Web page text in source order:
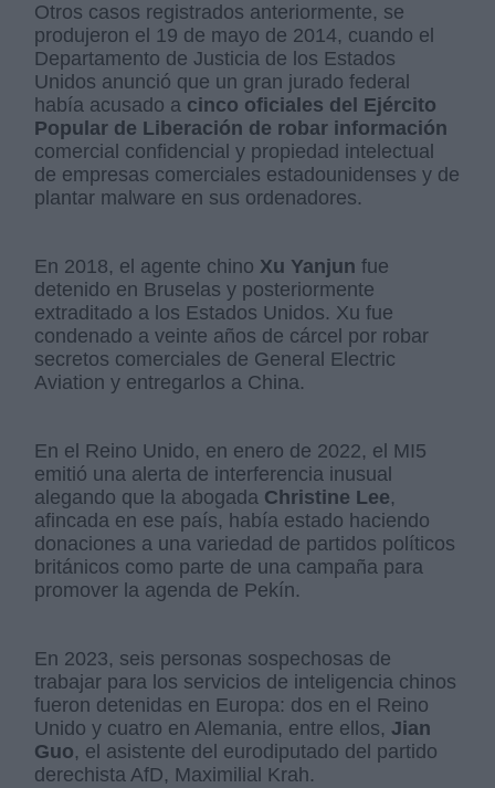
Otros casos registrados anteriormente, se
produjeron el 19 de mayo de 2014, cuando el
Departamento de Justicia de los Estados
Unidos anunció que un gran jurado federal
había acusado a cinco oficiales del Ejército
Popular de Liberación de robar información
comercial confidencial y propiedad intelectual
de empresas comerciales estadounidenses y de
plantar malware en sus ordenadores.
En 2018, el agente chinoXu Yanjun fue
detenido en Bruselas y posteriormente
extraditado a los Estados Unidos. Xu fue
condenado a veinte años de cárcel por robar
secretos comerciales de General Electric
Aviation y entregarlos a China.
En el Reino Unido, en enero de 2022, el MI5
emitió una alerta de interferencia inusual
alegando que la abogada Christine Lee,
afincada en ese país, había estado haciendo
donaciones a una variedad de partidos políticos
británicos como parte de una campaña para
promover la agenda de Pekín.
En 2023, seis personas sospechosas de
trabajar para los servicios de inteligencia chinos
fueron detenidas en Europa: dos en el Reino
Unido y cuatro en Alemania, entre ellos, Jian
Guo, el asistente del eurodiputado del partido
derechista AfD, Maximilial Krah.